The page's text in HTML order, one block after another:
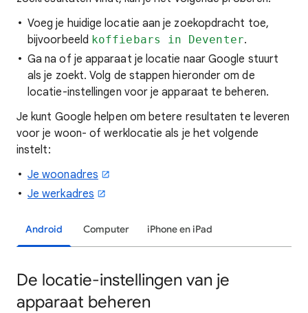
Voeg je huidige locatie aan je zoekopdracht toe,
bijvoorbeeld koffiebars in Deventer.
Ga na of je apparaat je locatie naar Google stuurt
als je zoekt. Volg de stappen hieronder om de
locatie-instellingen voor je apparaat te beheren.
Je kunt Google helpen om betere resultaten te leveren
voor je woon- of werklocatie als je het volgende
instelt:
Je woonadres
Je werkadres
Android Computer iPhone en iPad
De locatie-instellingen van je
apparaat beheren